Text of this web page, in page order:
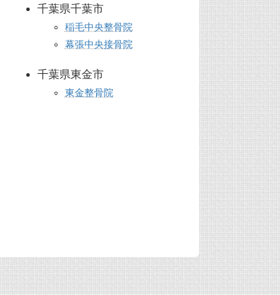
千葉県千葉市
稲毛中央整骨院
幕張中央接骨院
千葉県東金市
東金整骨院